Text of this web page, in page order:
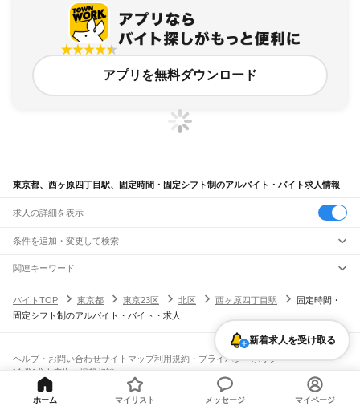
アプリを無料ダウンロード
東京都、西ヶ原四丁目駅、固定時間・固定シフト制のアルバイト・バイト求人情報
求人の詳細を表示
条件を追加・変更して検索
市区町村を追加・変更
東京都すべて
東京23区すべて
墨田区
板橋区練馬区足立区葛飾区
江戸川区
八王子市 武蔵野市三鷹市 昭島市
小金井市
小平市
国分寺市 狛江市
東久留米市
武蔵村山市多摩市 羽村市あきる野市 大島町利島村
駅を追加・変更
JR山手線
高田馬場駅
大塚駅 田端駅西日暮里駅 日暮里駅鶯谷駅
上野駅御徒町駅 秋葉原駅神田駅 東京駅 有楽町駅新橋駅浜松町駅
田町駅
職種を追加・変更
飲食・フードサービスすべて
ホールスタッフキッチンスタッフ
パン屋（ベーカリー）
フードカウンター販売員
バー（BAR）・バーテンダー
飲食店補助（開店・閉店準備） 飲食店（店長・マネージャー）
人気
日払いOK
学生歓迎 髪型・髪色自由
ネイルOK
ピアスOK
オープニングスタッフ
留学生・外国人活躍中
雇用形態を追加・変更
アルバイト・パート
都道府県を変更
関連キーワード
バイトTOP
東京都 東京23区 北区 西ヶ原四丁目駅
固定時間・
固定シフト制のアルバイト・バイト・求人
新着求人を受け取る
ヘルプ・お問い合わせサイトマップ利用規約・プライバシーポリシー
[企業]求人広告の掲載相談
ホーム マイリスト メッセージ マイページ